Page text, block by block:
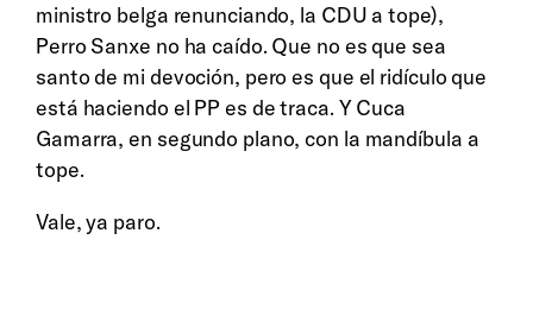
ministro belga renunciando, la CDU a tope),
Perro Sanxe no ha caído. Que no es que sea
santo de mi devoción, pero es que el ridículo que
está haciendo el PP es de traca. Y Cuca
Gamarra, en segundo plano, con la mandíbula a
tope.
Vale, ya paro.